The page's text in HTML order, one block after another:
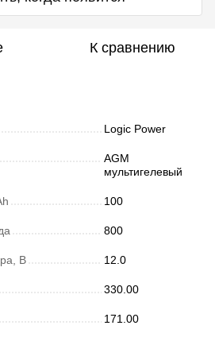
К сравнению
Logic Power
AGM
мультигелевый
100
800
В 12.0
330.00
171.00